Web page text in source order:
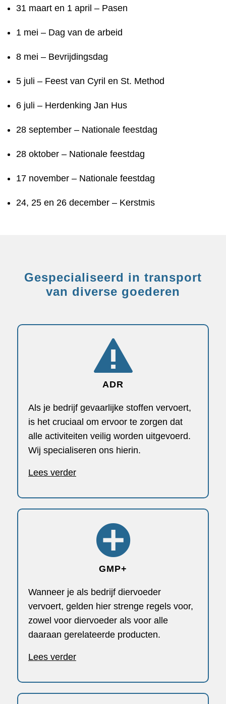
31 maart en 1 april – Pasen
1 mei – Dag van de arbeid
8 mei – Bevrijdingsdag
5 juli – Feest van Cyril en St. Method
6 juli – Herdenking Jan Hus
28 september – Nationale feestdag
28 oktober – Nationale feestdag
17 november – Nationale feestdag
24, 25 en 26 december – Kerstmis
Gespecialiseerd in transport
van diverse goederen
ADR
Als je bedrijf gevaarlijke stoffen vervoert,
is het cruciaal om ervoor te zorgen dat
alle activiteiten veilig worden uitgevoerd.
Wij specialiseren ons hierin.
Lees verder
GMP+
Wanneer je als bedrijf diervoeder
vervoert, gelden hier strenge regels voor,
zowel voor diervoeder als voor alle
daaraan gerelateerde producten.
Lees verder